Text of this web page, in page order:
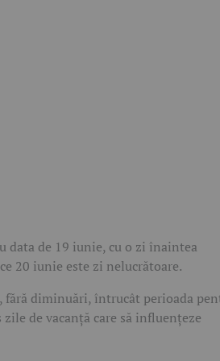
data de 19 iunie, cu o zi înaintea
20 iunie este zi nelucrătoare.
fără diminuări, întrucât perioada
de vacanță care să influențeze